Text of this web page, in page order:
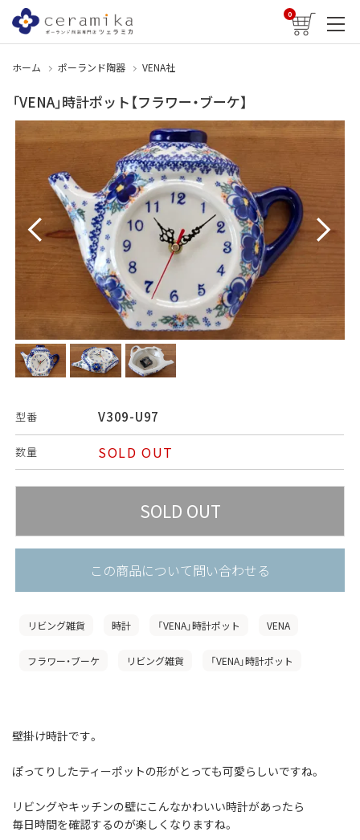
0
ホーム ポーランド陶器 VENA社
「VENA」時計ポット【フラワー・ブーケ】
型番 V309-U97
数量 SOLD OUT
この商品について問い合わせる
リビング雑貨 時計 「VENA」時計ポット VENA
フラワー・ブーケ リビング雑貨 「VENA」時計ポット
壁掛け時計です。
ぽってりしたティーポットの形がとっても可愛らしいですね。
リビングやキッチンの壁にこんなかわいい時計があったら
毎日時間を確認するのが楽しくなりますね。